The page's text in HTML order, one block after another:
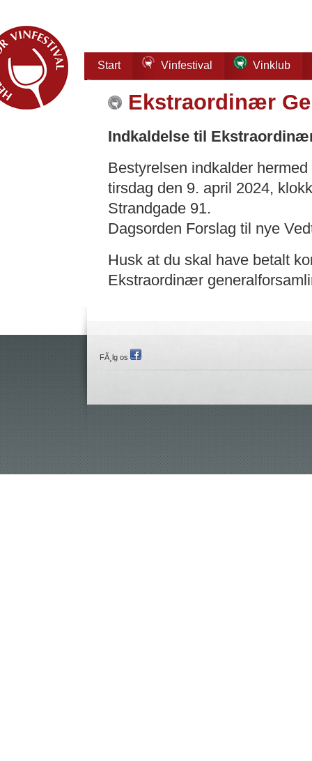
Start Vinfestival Vinklub
Ekstraordinær
Indkaldelse til
Bestyrelsen indkalder
tirsdag den 9. april 2024,
Strandgade 91.
Dagsorden Forslag til nye
Husk at du skal have betalt
Ekstraordinær
FÃ¸lg os